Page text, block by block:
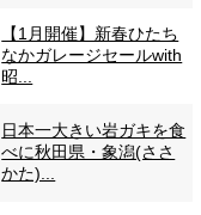
【1月開催】新春ひたち
なかガレージセールwith
昭...
日本一大きい岩ガキを食
べに秋田県・象潟(ささ
かた)...